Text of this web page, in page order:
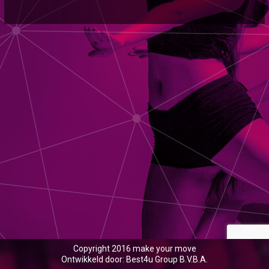
Copyright 2016 make your move
Ontwikkeld door: Best4u Group B.V.B.A.